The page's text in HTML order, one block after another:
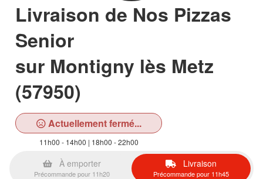
Livraison de Nos Pizzas
Senior
sur Montigny lès Metz
(57950)
Actuellement fermé...
11h00 - 14h00 | 18h00 - 22h00
À emporter
Précommande pour 11h20
Livraison
Précommande pour 11h45